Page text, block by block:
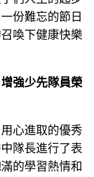
份難忘的節日
喚下健康快樂
強少先隊員榮
心進取的優秀
隊長進行了表
的學習熱情和